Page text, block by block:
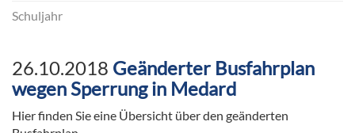
Schuljahr
26.10.2018 Geänderter Busfahrplan
wegen Sperrung in Medard
Hier finden Sie eine Übersicht über den geänderten